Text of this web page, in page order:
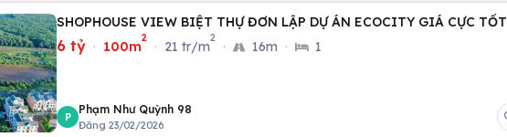
SHOPHOUSE VIEW BIỆT THỰ ĐƠN LẬP DỰ ÁN ECOCITY GIÁ CỰC TỐT
6 tỷ · 100m
2
· 21 tr/m
2
· 16m · 1
P
Phạm Như Quỳnh 98
Đăng 23/02/2026